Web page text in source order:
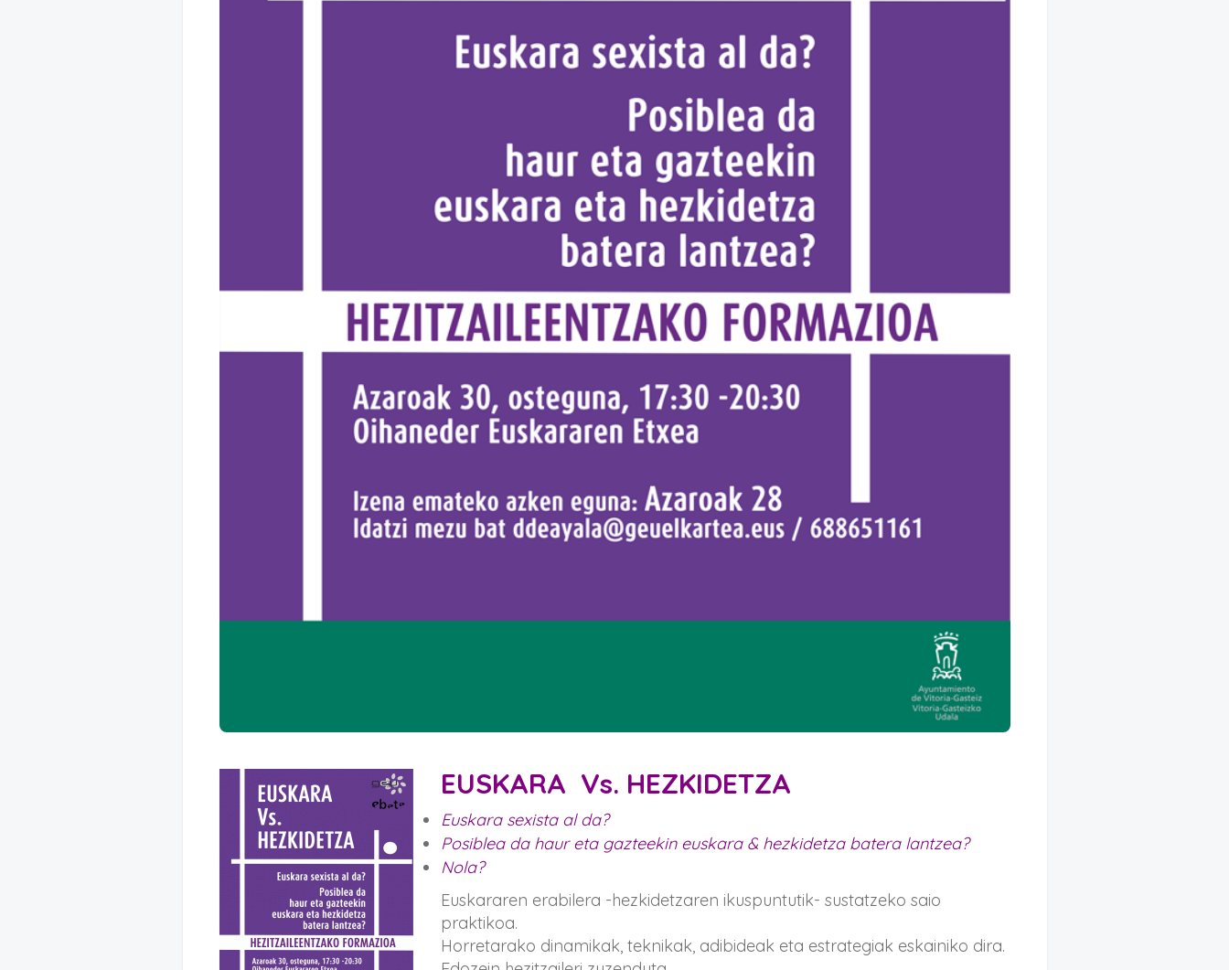
EUSKARA Vs. HEZKIDETZA
Euskara sexista al da?
Posiblea da haur eta gazteekin euskara & hezkidetza batera lantzea?
Nola?
Euskararen erabilera -hezkidetzaren ikuspuntutik- sustatzeko saio
praktikoa.
Horretarako dinamikak, teknikak, adibideak eta estrategiak eskainiko dira.